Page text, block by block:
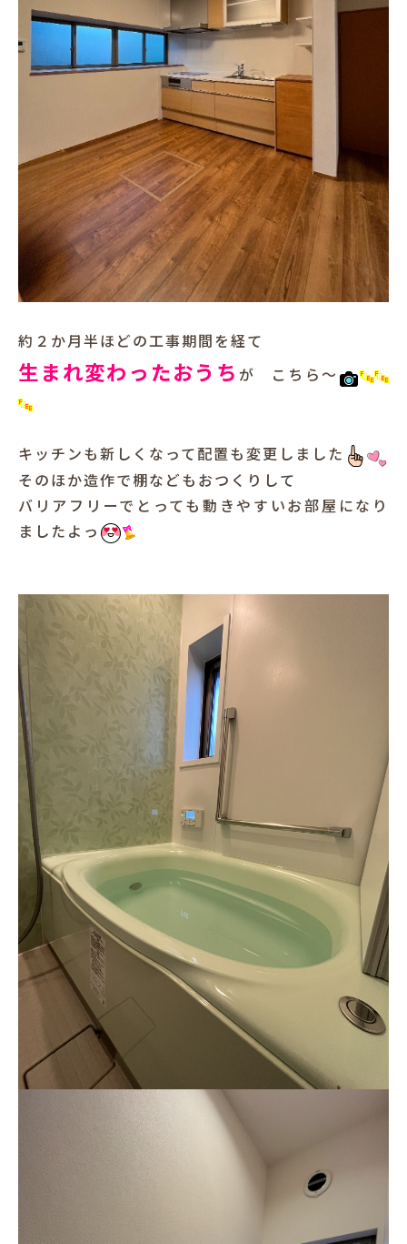
約２か月半ほどの工事期間を経て
生まれ変わったおうち が こちら～
キッチンも新しくなって配置も変更しました
そのほか造作で棚などもおつくりして
バリアフリーでとっても動きやすいお部屋になり
ましたよっ